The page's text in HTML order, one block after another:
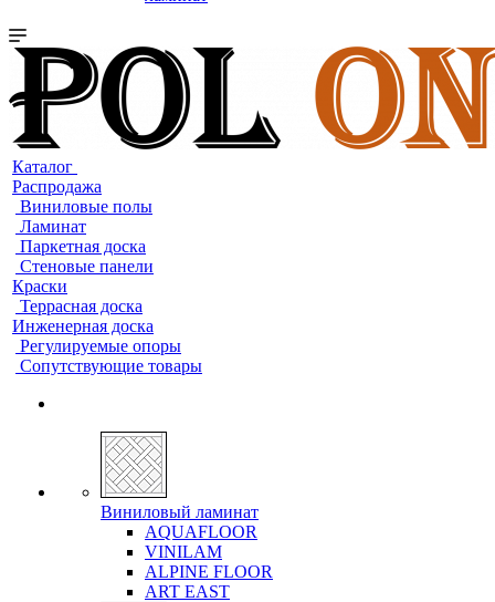
Каталог
Распродажа
Виниловые полы
Ламинат
Паркетная доска
Стеновые панели
Краски
Террасная доска
Инженерная доска
Регулируемые опоры
Сопутствующие товары
Виниловый ламинат
AQUAFLOOR
VINILAM
ALPINE FLOOR
ART EAST